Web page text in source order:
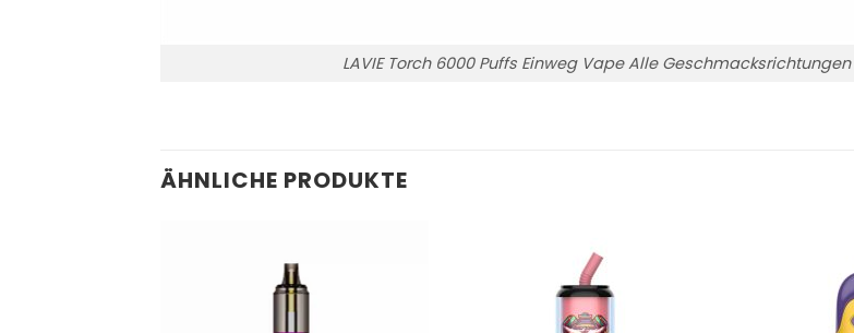
LAVIE Torch 6000 Puffs Einweg Vape Alle Geschmacksrichtungen
ÄHNLICHE PRODUKTE